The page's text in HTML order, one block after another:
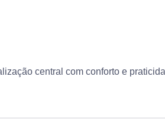
central com conforto e